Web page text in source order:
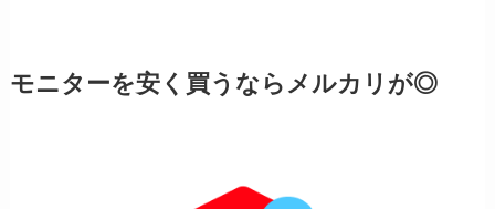
モニターを安く買うならメルカリが◎